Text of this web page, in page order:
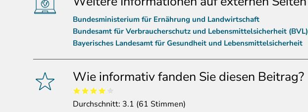
Bundesministerium für Ernährung und Landwirtschaft
Bundesamt für Verbraucherschutz und Lebensmittelsicherheit (BVL)
Bayerisches Landesamt für Gesundheit und Lebensmittelsicherheit
Wie informativ fanden Sie diesen Beitrag?
Durchschnitt: 3.1 (61 Stimmen)